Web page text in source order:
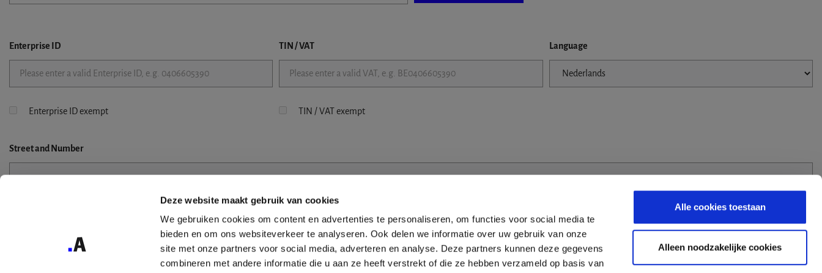
Deze website maakt gebruik van cookies
We gebruiken cookies om content en advertenties te personaliseren, om functies voor social media te
bieden en om ons websiteverkeer te analyseren. Ook delen we informatie over uw gebruik van onze
site met onze partners voor social media, adverteren en analyse. Deze partners kunnen deze gegevens
combineren met andere informatie die u aan ze heeft verstrekt of die ze hebben verzameld op basis van
Alle cookies toestaan
Alleen noodzakelijke cookies
Enterprise ID TIN / VAT Language
Enterprise ID exempt TIN / VAT exempt
Streetand Number